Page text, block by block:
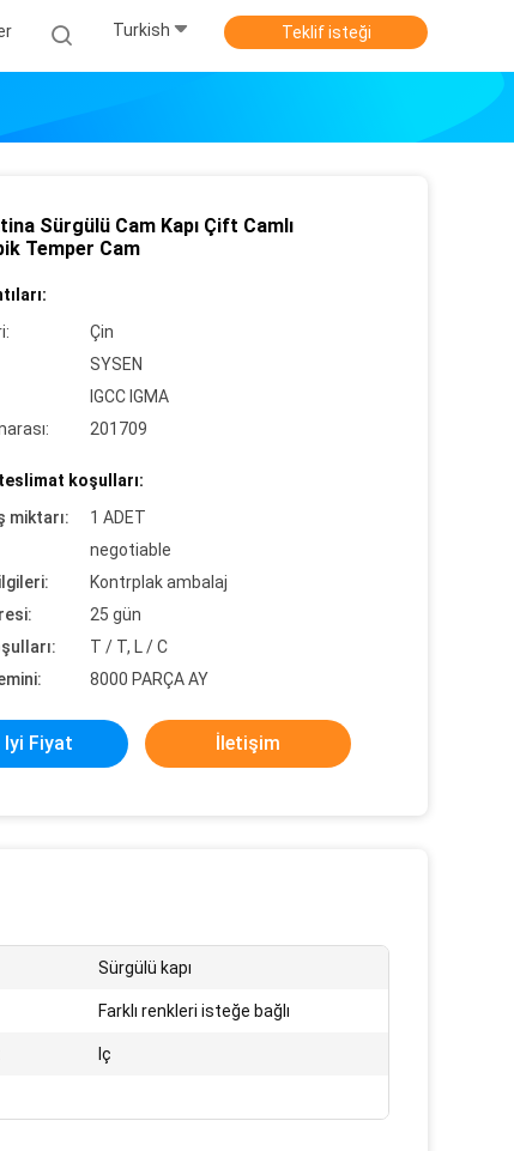
Turkish Teklif isteği
Sürgülü Cam Kapı Çift Camlı
Temper Cam
Çin
SYSEN
IGCC IGMA
201709
koşulları:
miktarı:
1 ADET
negotiable
Kontrplak ambalaj
25 gün
T / T, L / C
8000 PARÇA AY
Iyi Fiyat İletişim
Sürgülü kapı
Farklı renkleri isteğe bağlı
Iç